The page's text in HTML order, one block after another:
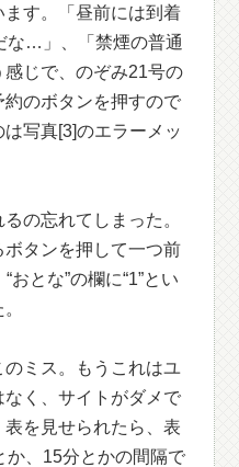
す。「昼前には到着
な…」、「禁煙の普通
じで、のぞみ21号の
のボタンを押すので
写真[3]のエラーメッ
の忘れてしまった。
タンを押して一つ前
おとな”の欄に“1”とい
ミス。もうこれはユ
く、サイトがダメで
を見せられたら、表
か、15分とかの間隔で